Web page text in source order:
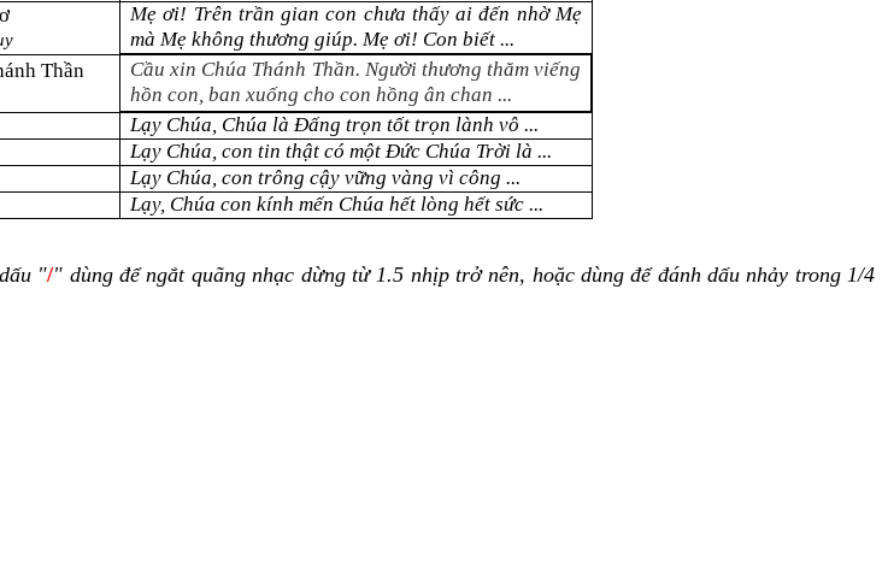
Mẹ ơi! Trên trần gian con chưa thấy ai đến nhờ Mẹ
mà Mẹ không thương giúp. Mẹ ơi! Con biết ...
Thần
Cầu xin Chúa Thánh Thần. Người thương thăm viếng
hồn con, ban xuống cho con hồng ân chan ...
Lạy Chúa, Chúa là Đấng trọn tốt trọn lành vô ...
Lạy Chúa, con tin thật có một Đức Chúa Trời là ...
Lạy Chúa, con trông cậy vững vàng vì công ...
Lạy, Chúa con kính mến Chúa hết lòng hết sức ...
"/" dùng để ngắt quãng nhạc dừng từ 1.5 nhịp trở nên, hoặc dùng để đánh dấu nhảy trong 1/4